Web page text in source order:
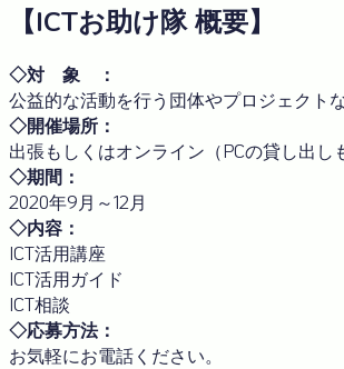
【ICTお助け隊 概要】
◇対 象 ：
公益的な活動を行う団体やプロジェクト
◇開催場所：
出張もしくはオンライン（PCの貸し出し
◇期間：
2020年9月～12月
◇内容：
ICT活用講座
ICT活用ガイド
ICT相談
◇応募方法：
お気軽にお電話ください。